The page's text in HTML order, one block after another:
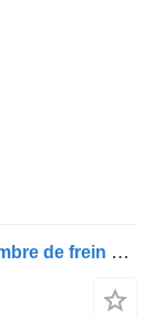
Accumulateur énergétique Scania chambre de frein 24/16 2192928 pour tracteur routier Scania G400